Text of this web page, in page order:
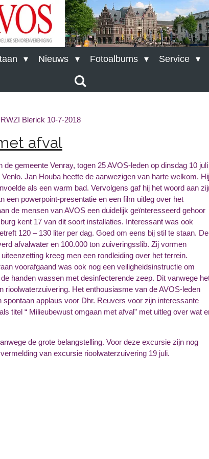
Nieuws Fotoalbums Service
Blerick 10-7-2018
afval
gemeente Venray, togen 25 AVOS-leden op dinsdag 10
Jan Houba heette de aanwezigen van harte welkom. Hij
als een warm bad. Vervolgens gaf hij het woord aan
powerpoint-presentatie en een film uitleg over het
de mensen van AVOS een duidelijk geïnteresseerd gehoor
kent 17 van dit soort installaties. Interessant was ook
120 – 130 liter per dag. Goed om eens bij stil te staan. De
afvalwater en 100.000 ton zuiveringsslib. Zij vormen
kreeg men een rondleiding over het terrein.
voorafgaand was ook nog een veiligheidsinstructie om
handen wassen met desinfecterende zeep. Dit vanwege
Het enthousiasme van de AVOS-leden
applaus voor Dhr. Reuvers voor zijn interessante
titel “ Milieubewust omgaan met afval” met uitleg over wat
de grote belangstelling. Voor deze excursie zijn nog
van excursie rioolwaterzuivering 19 juli.